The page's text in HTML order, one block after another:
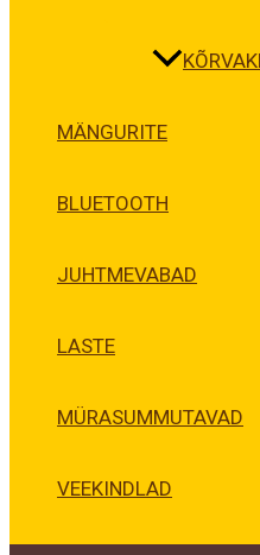
MÄNGURITE
BLUETOOTH
JUHTMEVABAD
LASTE
MÜRASUMMUTAVAD
VEEKINDLAD